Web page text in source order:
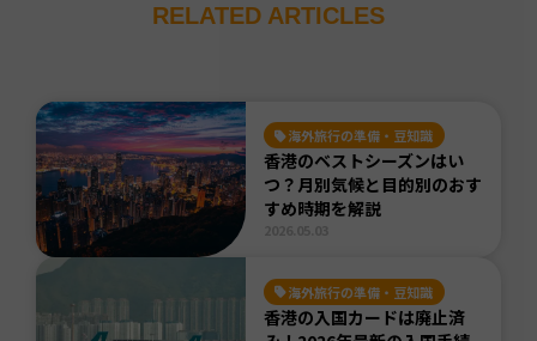
RELATED ARTICLES
海外旅行の準備・豆知識
香港のベストシーズンはい
つ？月別気候と目的別のおす
すめ時期を解説
海外旅行の準備・豆知識
香港の入国カードは廃止済